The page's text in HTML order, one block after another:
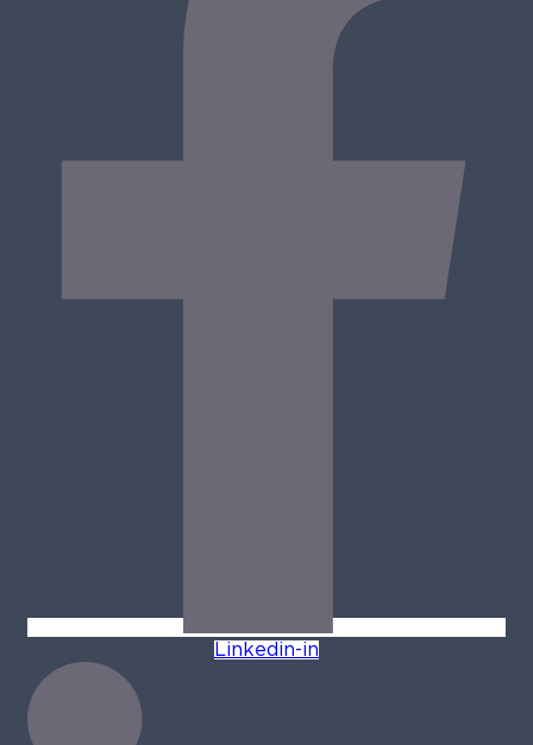
Linkedin-in